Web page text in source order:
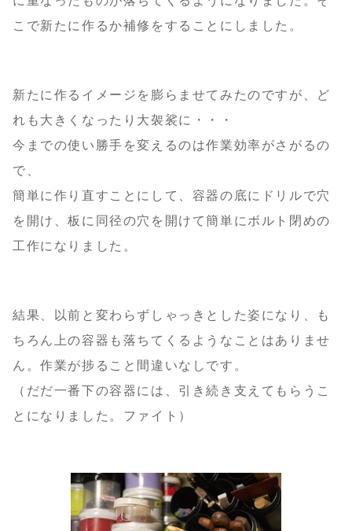
こで新たに作るか補修をすることにしました。
新たに作るイメージを膨らませてみたのですが、ど
れも大きくなったり大袈裟に・・・
今までの使い勝手を変えるのは作業効率がさがるの
で、
簡単に作り直すことにして、容器の底にドリルで穴
を開け、板に同径の穴を開けて簡単にボルト閉めの
工作になりました。
結果、以前と変わらずしゃっきとした姿になり、も
ちろん上の容器も落ちてくるようなことはありませ
ん。作業が捗ること間違いなしです。
（だだ一番下の容器には、引き続き支えてもらうこ
とになりました。ファイト）